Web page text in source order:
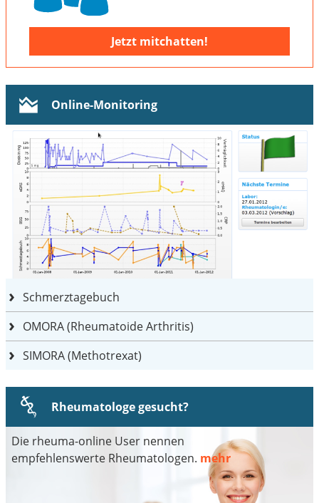
Jetzt mitchatten!
Online-Monitoring
Schmerztagebuch
OMORA (Rheumatoide Arthritis)
SIMORA (Methotrexat)
Rheumatologe gesucht?
Die rheuma-online User nennen
empfehlenswerte Rheumatologen. mehr